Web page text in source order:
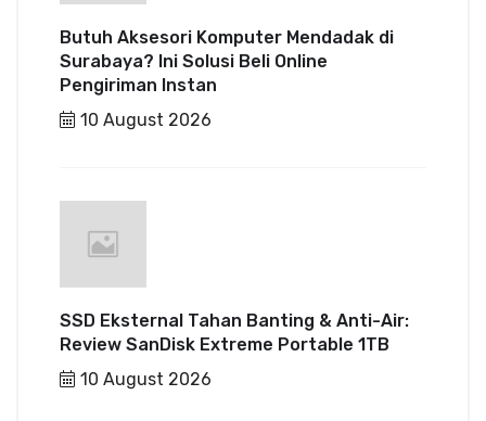
Butuh Aksesori Komputer Mendadak di
Surabaya? Ini Solusi Beli Online
Pengiriman Instan
10 August 2026
SSD Eksternal Tahan Banting & Anti-Air:
Review SanDisk Extreme Portable 1TB
10 August 2026